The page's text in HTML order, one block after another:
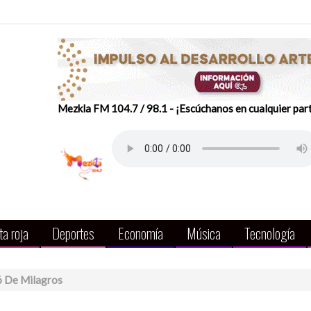
Mezkla FM 104.7 / 98.1 - ¡Escúchanos en cualquier
roja Deportes Economía Música Tecnología
De Milagros